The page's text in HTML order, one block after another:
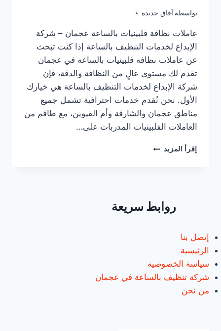
بواسطة آفاق جديدة أبريل 12, 2025
عاملات نظافة فلبينيات بالساعة عجمان – شركة
الإبداع لخدمات التنظيف بالساعة إذا كنت تبحث
عن عاملات نظافة فلبينيات بالساعة في عجمان
تقدم لك مستوى عالٍ من النظافة والدقة، فإن
شركة الإبداع لخدمات التنظيف بالساعة هي خيارك
الأول. نحن نُقدم خدمات احترافية تشمل جميع
مناطق عجمان والشارقة وأم القيوين، مع طاقم من
العاملات الفلبينيات المدربات على…
إقرأ المزيد عاملات
خصم30%
روابط سريعة
إتصل بنا
الرئيسية
سياسة الخصوصية
شركة تنظيف بالساعة في عجمان
من نحن